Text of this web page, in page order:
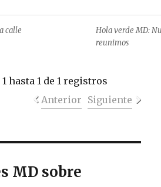
calle
Hola verde MD:
reunimos
hasta 1 de 1 registros
Anterior Siguiente
MD sobre